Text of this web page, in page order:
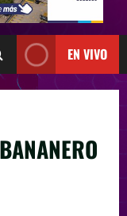
EN VIVO